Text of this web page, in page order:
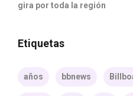
gira por toda la región
Etiquetas
años bbnews